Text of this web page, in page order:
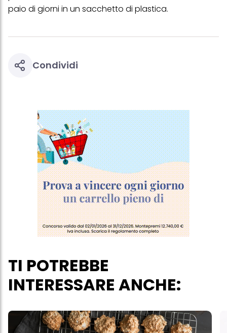
paio di giorni in un sacchetto di plastica.
Condividi
TI POTREBBE
INTERESSARE ANCHE: